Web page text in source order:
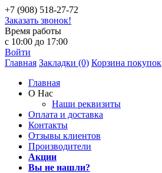
+7 (908) 518-27-72
Заказать звонок!
Время работы
с 10:00 до 17:00
Войти
Главная Закладки (0) Корзина покупок
Главная
О Нас
Наши реквизиты
Оплата и доставка
Контакты
Отзывы клиентов
Производители
Акции
Вы не нашли?